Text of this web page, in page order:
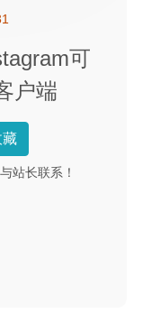
可
户端
藏
站长联系！
18
制Mac终端模拟器
找工具 2020-08-04
重命名工具
中文版-史诗级三